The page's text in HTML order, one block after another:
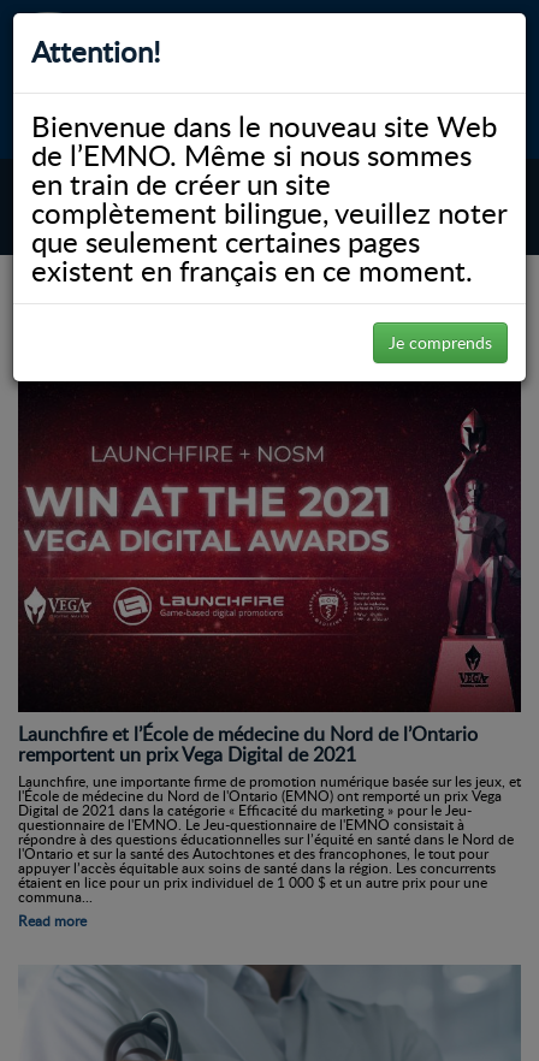
Attention!
Bienvenue dans le nouveau site Web
de l’EMNO. Même si nous sommes
en train de créer un site
complètement bilingue, veuillez noter
que seulement certaines pages
existent en français en ce moment.
Je comprends
myNOSM Accessibilité A- A+ English
MENU
NOSM.ca Uncategorized (Page 20)
Launchfire et l’École de médecine du Nord de l’Ontario
remportent un prix Vega Digital de 2021
Launchfire, une importante firme de promotion numérique basée sur les jeux, et
l'École de médecine du Nord de l'Ontario (EMNO) ont remporté un prix Vega
Digital de 2021 dans la catégorie « Efficacité du marketing » pour le Jeu-
questionnaire de l'EMNO. Le Jeu-questionnaire de l'EMNO consistait à
répondre à des questions éducationnelles sur l’équité en santé dans le Nord de
l'Ontario et sur la santé des Autochtones et des francophones, le tout pour
appuyer l’accès équitable aux soins de santé dans la région. Les concurrents
étaient en lice pour un prix individuel de 1 000 $ et un autre prix pour une
communa...
Read more